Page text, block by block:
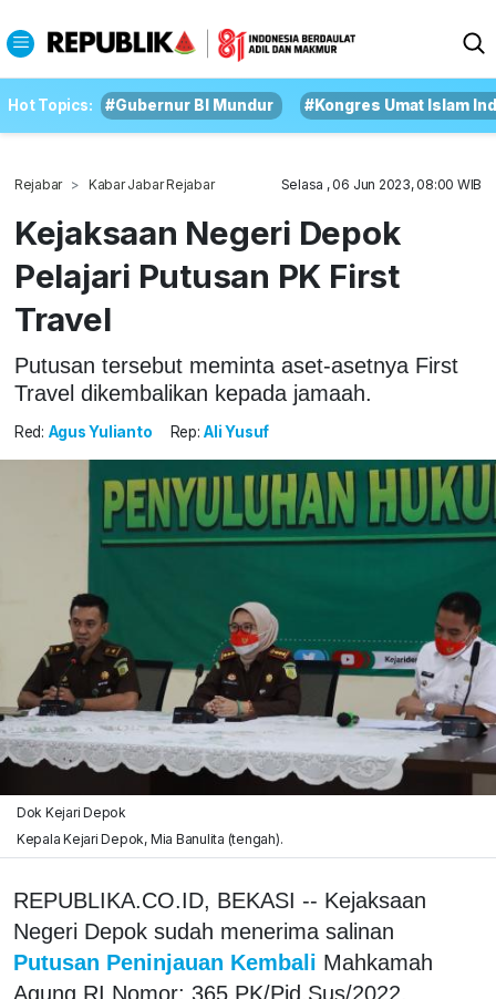
Hot Topics: #Gubernur BI Mundur #Kongres Umat Islam
Rejabar Kabar Jabar Rejabar Selasa , 06 Jun 2023, 08:00 WIB
Kejaksaan Negeri Depok
Pelajari Putusan PK First
Travel
Putusan tersebut meminta aset-asetnya First
Travel dikembalikan kepada jamaah.
Red: Agus Yulianto Rep: Ali Yusuf
Dok Kejari Depok
Kepala Kejari Depok, Mia Banulita (tengah).
REPUBLIKA.CO.ID, BEKASI -- Kejaksaan
Negeri Depok sudah menerima salinan
Putusan Peninjauan Kembali Mahkamah
Agung RI Nomor: 365 PK/Pid.Sus/2022.